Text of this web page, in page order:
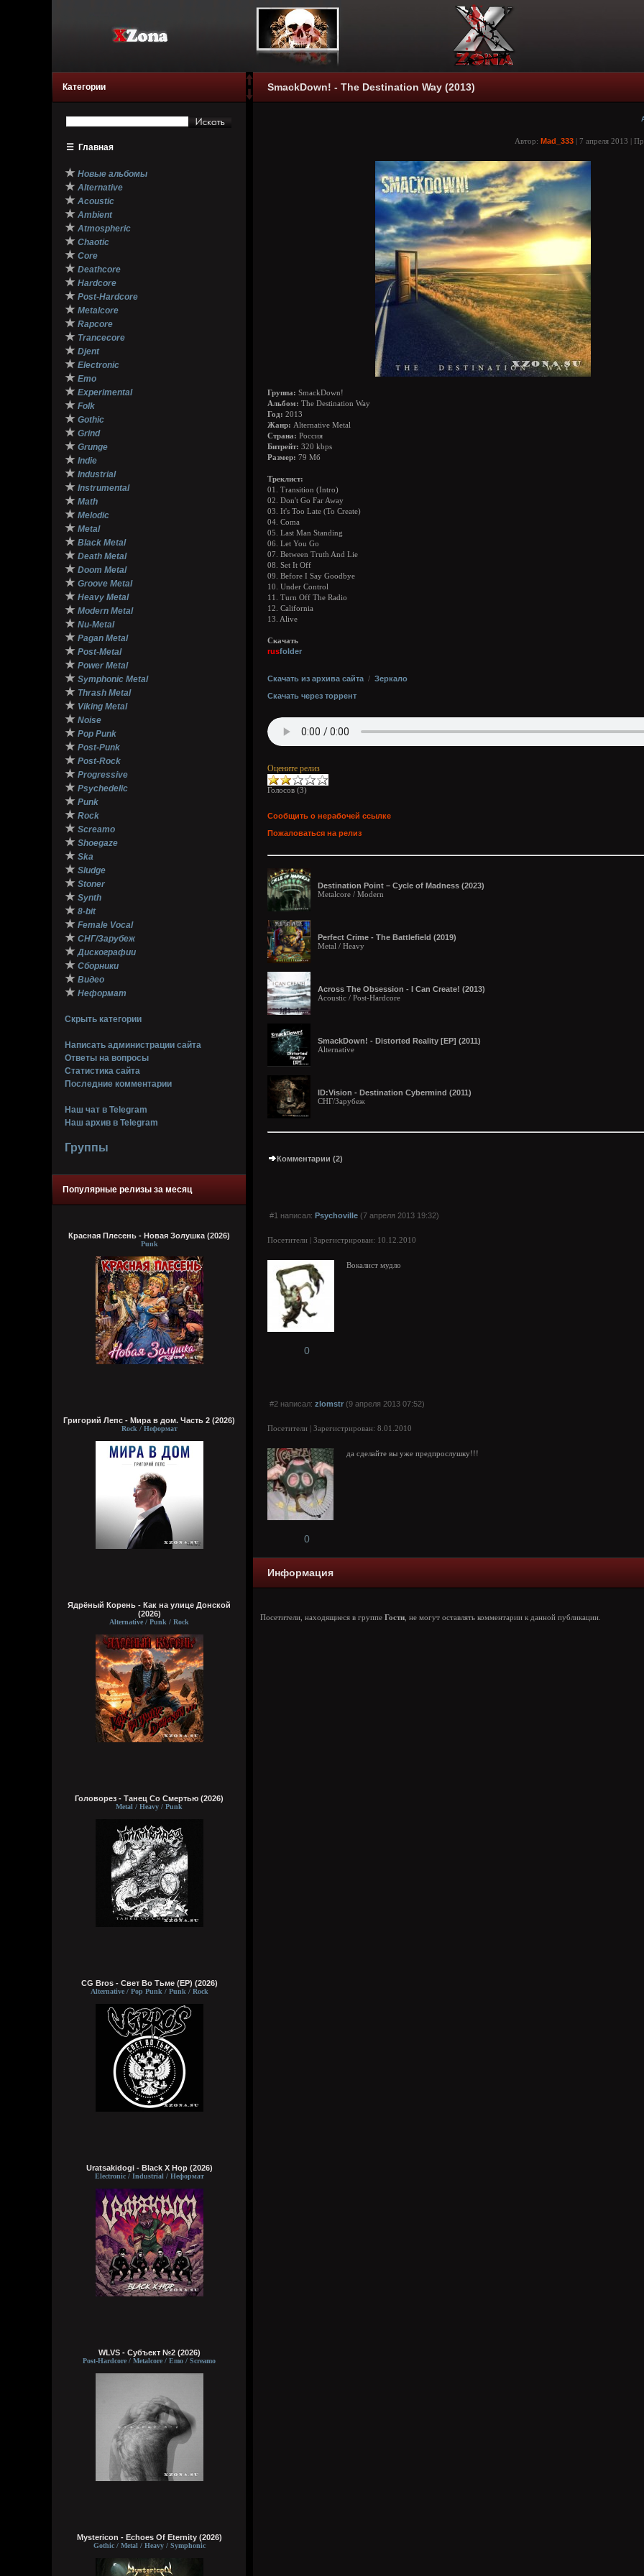
Категории
☰ Главная
★ Новые альбомы
★ Alternative
★ Acoustic
★ Ambient
★ Atmospheric
★ Chaotic
★ Core
★ Deathcore
★ Hardcore
★ Post-Hardcore
★ Metalcore
★ Rapcore
★ Trancecore
★ Djent
★ Electronic
★ Emo
★ Experimental
★ Folk
★ Gothic
★ Grind
★ Grunge
★ Indie
★ Industrial
★ Instrumental
★ Math
★ Melodic
★ Metal
★ Black Metal
★ Death Metal
★ Doom Metal
★ Groove Metal
★ Heavy Metal
★ Modern Metal
★ Nu-Metal
★ Pagan Metal
★ Post-Metal
★ Power Metal
★ Symphonic Metal
★ Thrash Metal
★ Viking Metal
★ Noise
★ Pop Punk
★ Post-Punk
★ Post-Rock
★ Progressive
★ Psychedelic
★ Punk
★ Rock
★ Screamo
★ Shoegaze
★ Ska
★ Sludge
★ Stoner
★ Synth
★ 8-bit
★ Female Vocal
★ СНГ/Зарубеж
★ Дискографии
★ Сборники
★ Видео
★ Неформат
Скрыть категории
Написать администрации сайта
Ответы на вопросы
Статистика сайта
Последние комментарии
Наш чат в Telegram
Наш архив в Telegram
Группы
Популярные релизы за месяц
Красная Плесень - Новая Золушка (2026)
Punk
Григорий Лепс - Мира в дом. Часть 2 (2026)
Rock / Неформат
Ядрёный Корень - Как на улице Донской
(2026)
Alternative / Punk / Rock
Головорез - Tанец Со Смертью (2026)
Metal / Heavy / Punk
CG Bros - Свет Во Тьме (EP) (2026)
Alternative / Pop Punk / Punk / Rock
Uratsakidogi - Black X Hop (2026)
Electronic / Industrial / Неформат
WLVS - Субъект №2 (2026)
Post-Hardcore / Metalcore / Emo / Screamo
Mystericon - Echoes Of Eternity (2026)
Gothic / Metal / Heavy / Symphonic
SmackDown! - The Destination Way (2013)
Автор: Mad_333 | 7 апреля 2013 |
Группа: SmackDown!
Альбом: The Destination Way
Год: 2013
Жанр: Alternative Metal
Страна: Россия
Битрейт: 320 kbps
Размер: 79 Мб
Треклист:
01. Transition (Intro)
02. Don't Go Far Away
03. It's Too Late (To Create)
04. Coma
05. Last Man Standing
06. Let You Go
07. Between Truth And Lie
08. Set It Off
09. Before I Say Goodbye
10. Under Control
11. Turn Off The Radio
12. California
13. Alive
Скачать
rusfolder
Скачать из архива сайта / Зеркало
Скачать через торрент
Оцените релиз
Голосов (3)
Сообщить о нерабочей ссылке
Пожаловаться на релиз
Destination Point – Cycle of Madness (2023)
Metalcore / Modern
Perfect Crime - The Battlefield (2019)
Metal / Heavy
Across The Obsession - I Can Create! (2013)
Acoustic / Post-Hardcore
SmackDown! - Distorted Reality [EP] (2011)
Alternative
ID:Vision - Destination Cybermind (2011)
СНГ/Зарубеж
Комментарии (2)
#1 написал: Psychoville (7 апреля 2013 19:32)
Посетители | Зарегистрирован: 10.12.2010
Вокалист мудло
0
#2 написал: zlomstr (9 апреля 2013 07:52)
Посетители | Зарегистрирован: 8.01.2010
да сделайте вы уже предпрослушку!!!
0
Информация
Посетители, находящиеся в группе Гости , не могут оставлять комментарии к данной публикации.